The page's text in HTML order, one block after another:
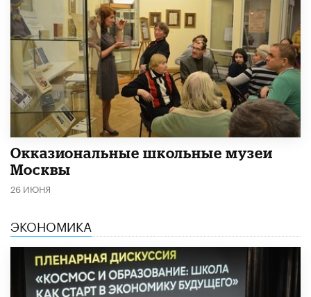
​Окказиональные школьные музеи
Москвы
26 ИЮНЯ
ЭКОНОМИКА